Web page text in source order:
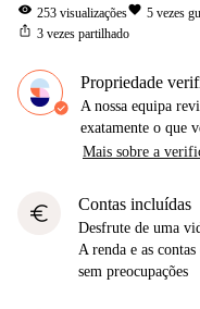
visibility 253 visualizaçõesfavorite 5 vezes
ios_share 3 vezes partilhado
Propriedade
A nossa equipa
exatamente o que
Mais sobre a
euro Contas incluídas
Desfrute de uma
A renda e as
sem preocupações